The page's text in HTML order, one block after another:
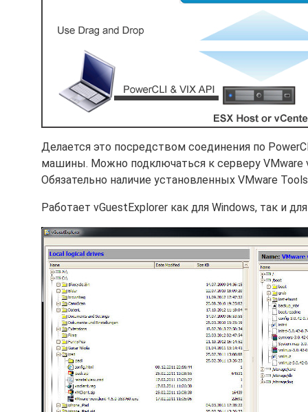
Делается это посредством соединения по
машины. Можно подключаться к серверу VMware
Обязательно наличие установленных VMware
Работает vGuestExplorer как для Windows, так и